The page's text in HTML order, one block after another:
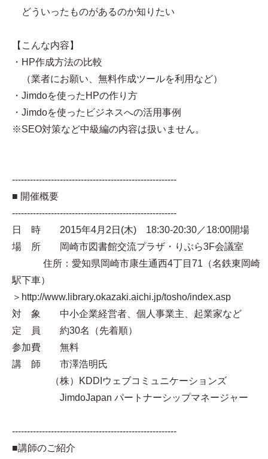
どういったものがあるのか知りたい
【こんな内容】
・HP作成方法の比較
（業者にお願い、無料作成ツールを利用など）
・Jimdoを使ったHPの作り方
・Jimdoを使ったビジネスへの活用事例
※SEO対策など中級編の内容は扱いません。
-------------------------------------------------------
■ 開催概要
-------------------------------------------------------
日 時 2015年4月2日(木) 18:30-20:30／18:00開場
場 所 岡崎市図書館交流プラザ・りぶら3F会議室
住所：愛知県岡崎市康生通西4丁目71（名鉄東岡崎
駅下車）
＞http://www.library.okazaki.aichi.jp/tosho/index.asp
対 象 中小企業経営者、個人事業主、起業家など
定 員 約30名（先着順）
参加費 無料
講 師 市澤浩明氏
（株）KDDIウェブコミュニケーションズ
JimdoJapan パートナーシップマネージャー
-------------------------------------------------------
■講師のご紹介